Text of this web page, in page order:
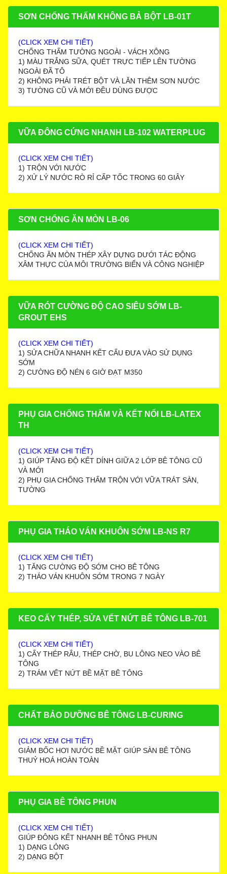
SƠN CHỐNG THẤM KHÔNG BẢ BỘT LB-01T
(CLICK XEM CHI TIẾT)
CHỐNG THẤM TƯỜNG NGOÀI - VÁCH XÔNG
1) MÀU TRẮNG SỮA, QUÉT TRỰC TIẾP LÊN TƯỜNG
NGOÀI ĐÃ TÔ
2) KHÔNG PHẢI TRÉT BỘT VÀ LĂN THÊM SƠN NƯỚC
3) TƯỜNG CŨ VÀ MỚI ĐỀU DÙNG ĐƯỢC
VỮA ĐÔNG CỨNG NHANH LB-102 WATERPLUG
(CLICK XEM CHI TIẾT)
1) TRỘN VỚI NƯỚC
2) XỬ LÝ NƯỚC RÒ RỈ CẤP TỐC TRONG 60 GIÂY
SƠN CHỐNG ĂN MÒN LB-06
(CLICK XEM CHI TIẾT)
CHỐNG ĂN MÒN THÉP XÂY DỰNG DƯỚI TÁC ĐỘNG
XÂM THỰC CỦA MÔI TRƯỜNG BIỂN VÀ CÔNG NGHIỆP
VỮA RÓT CƯỜNG ĐỘ CAO SIÊU SỚM LB-
GROUT EHS
(CLICK XEM CHI TIẾT)
1) SỬA CHỮA NHANH KẾT CẤU ĐƯA VÀO SỬ DỤNG
SỚM
2) CƯỜNG ĐỘ NÉN 6 GIỜ ĐẠT M350
PHỤ GIA CHỐNG THẤM VÀ KẾT NỐI LB-LATEX
TH
(CLICK XEM CHI TIẾT)
1) GIÚP TĂNG ĐỘ KẾT DÍNH GIỮA 2 LỚP BÊ TÔNG CŨ
VÀ MỚI
2) PHỤ GIA CHỐNG THẤM TRỘN VỚI VỮA TRÁT SÀN,
TƯỜNG
PHỤ GIA THÁO VÁN KHUÔN SỚM LB-NS R7
(CLICK XEM CHI TIẾT)
1) TĂNG CƯỜNG ĐỘ SỚM CHO BÊ TÔNG
2) THÁO VÁN KHUÔN SỚM TRONG 7 NGÀY
KEO CẤY THÉP, SỬA VẾT NỨT BÊ TÔNG LB-701
(CLICK XEM CHI TIẾT)
1) CẤY THÉP RÂU, THÉP CHỜ, BU LÔNG NEO VÀO BÊ
TÔNG
2) TRÁM VẾT NỨT BỀ MẶT BÊ TÔNG
CHẤT BẢO DƯỠNG BÊ TÔNG LB-CURING
(CLICK XEM CHI TIẾT)
GIẢM BỐC HƠI NƯỚC BỀ MẶT GIÚP SÀN BÊ TÔNG
THUỶ HOÁ HOÀN TOÀN
PHỤ GIA BÊ TÔNG PHUN
(CLICK XEM CHI TIẾT)
GIÚP ĐÔNG KẾT NHANH BÊ TÔNG PHUN
1) DẠNG LỎNG
2) DẠNG BỘT